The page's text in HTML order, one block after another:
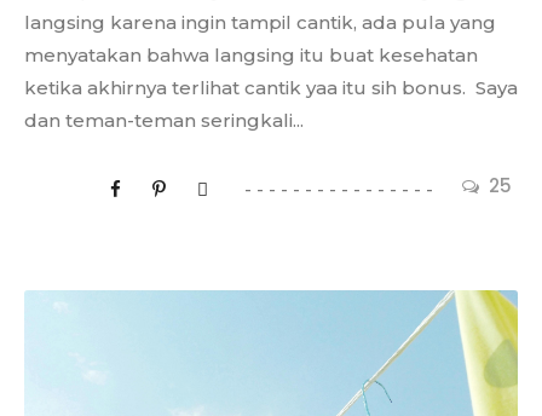
25
langsing karena ingin tampil cantik, ada pula yang
menyatakan bahwa langsing itu buat kesehatan
ketika akhirnya terlihat cantik yaa itu sih bonus. Saya
dan teman-teman seringkali...